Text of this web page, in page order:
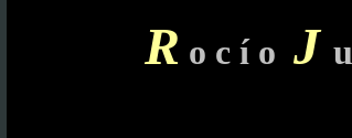
R o c í o J